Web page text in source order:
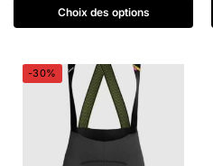
Choix des options
-30%